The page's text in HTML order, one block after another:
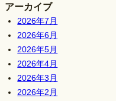
アーカイブ
2026年7月
2026年6月
2026年5月
2026年4月
2026年3月
2026年2月